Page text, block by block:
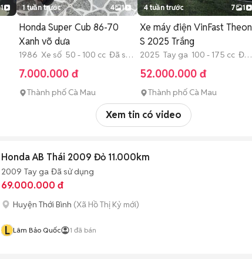
1 1 tuần trước 4 1
Honda Super Cub 86-70
Xanh võ dưa
1986 Xe số 50 - 100 cc Đã sử
dụng
7.000.000 đ
Thành phố Cà Mau
4 tuần trước 7 1
Xe máy điện VinFast Theon
S 2025 Trắng
2025 Tay ga 100 - 175 cc Đã
sử dụng
52.000.000 đ
Thành phố Cà Mau
Xem tin có video
Honda AB Thái 2009 Đỏ 11.000km
2009 Tay ga Đã sử dụng
69.000.000 đ
Huyện Thới Bình (Xã Hồ Thị Kỷ mới)
L Lâm Bảo Quốc 1 đã bán